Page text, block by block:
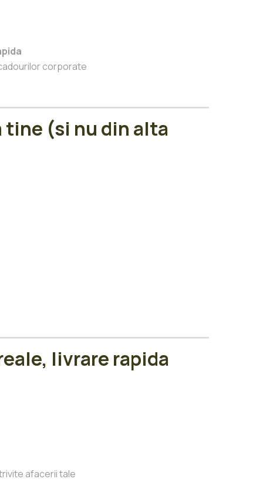
corporate
tine (si nu din alta
livrare rapida
afacerii tale